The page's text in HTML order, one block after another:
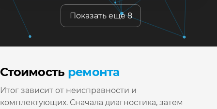
Показать ещё 8
Стоимость ремонта
Итог зависит от неисправности и
комплектующих. Сначала диагностика, затем